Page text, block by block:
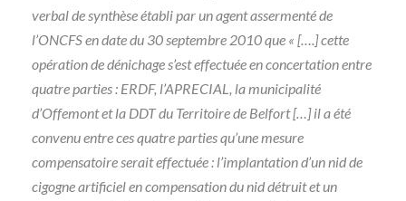
verbal de synthèse établi par un agent assermenté de
l’ONCFS en date du 30 septembre 2010 que « [….] cette
opération de dénichage s’est effectuée en concertation entre
quatre parties : ERDF, l’APRECIAL, la municipalité
d’Offemont et la DDT du Territoire de Belfort […] il a été
convenu entre ces quatre parties qu’une mesure
compensatoire serait effectuée : l’implantation d’un nid de
cigogne artificiel en compensation du nid détruit et un